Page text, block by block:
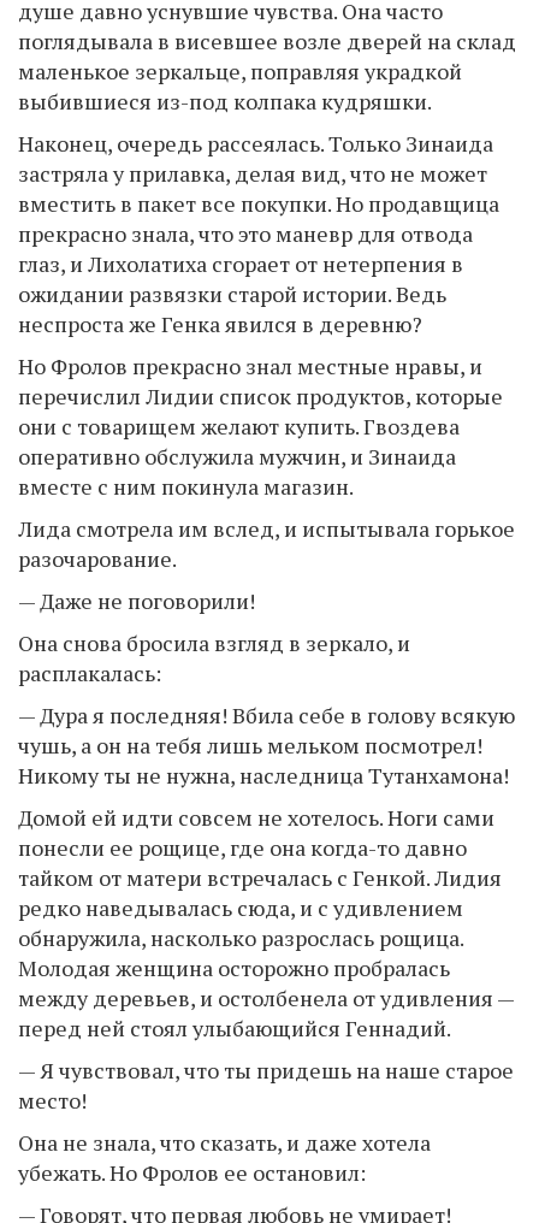
душе давно уснувшие чувства. Она часто
поглядывала в висевшее возле дверей на склад
маленькое зеркальце, поправляя украдкой
выбившиеся из-под колпака кудряшки.
Наконец, очередь рассеялась. Только Зинаида
застряла у прилавка, делая вид, что не может
вместить в пакет все покупки. Но продавщица
прекрасно знала, что это маневр для отвода
глаз, и Лихолатиха сгорает от нетерпения в
ожидании развязки старой истории. Ведь
неспроста же Генка явился в деревню?
Но Фролов прекрасно знал местные нравы, и
перечислил Лидии список продуктов, которые
они с товарищем желают купить. Гвоздева
оперативно обслужила мужчин, и Зинаида
вместе с ним покинула магазин.
Лида смотрела им вслед, и испытывала горькое
разочарование.
— Даже не поговорили!
Она снова бросила взгляд в зеркало, и
расплакалась:
— Дура я последняя! Вбила себе в голову всякую
чушь, а он на тебя лишь мельком посмотрел!
Никому ты не нужна, наследница Тутанхамона!
Домой ей идти совсем не хотелось. Ноги сами
понесли ее рощице, где она когда-то давно
тайком от матери встречалась с Генкой. Лидия
редко наведывалась сюда, и с удивлением
обнаружила, насколько разрослась рощица.
Молодая женщина осторожно пробралась
между деревьев, и остолбенела от удивления —
перед ней стоял улыбающийся Геннадий.
— Я чувствовал, что ты придешь на наше старое
место!
Она не знала, что сказать, и даже хотела
убежать. Но Фролов ее остановил:
— Говорят, что первая любовь не умирает!